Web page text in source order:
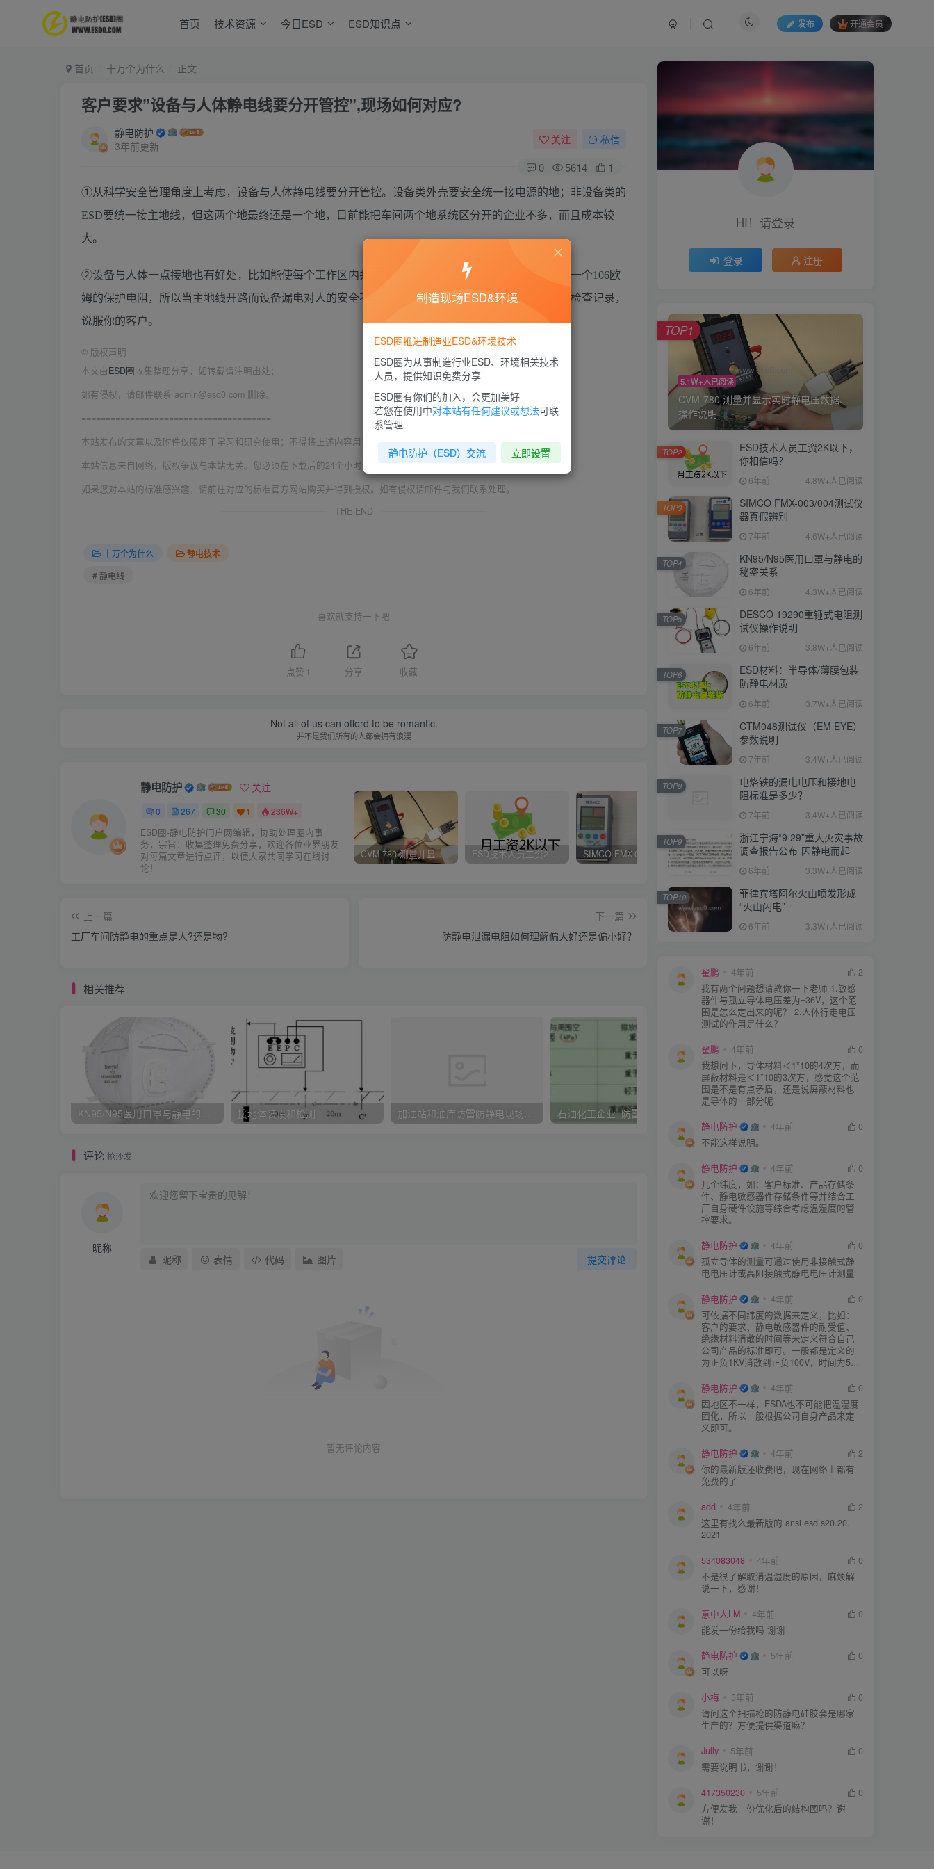
首页 技术资源 今日ESD ESD知识点 发布 开通会员
首页 十万个为什么 正文
客户要求”设备与人体静电线要分开管控”,现场如何对应?
静电防护
3年前更新
关注 私信
0 5614 1
①从科学安全管理角度上考虑，设备与人体静电线要分开管控。设备类外壳要安全统一接电源的地；非设备类的
ESD要统一接主地线，但这两个地最终还是一个地，目前能把车间两个地系统区分开的企业不多，而且成本较
大。
②设备与人体一点接地也有好处，比如能使每个工作区内共电位，减小误差；另外手腕内部都有串有一个106欧
姆的保护电阻，所以当主地线开路而设备漏电对人的安全不会构成威胁，但要确认好不能开路和定期检查记录，
说服你的客户。
© 版权声明
本文由ESD圈收集整理分享，如转载请注明出处；
如有侵权，请邮件联系 admin@esd0.com 删除。
=======================================
本站发布的文章以及附件仅限用于学习和研究使用；不得将上述内容用于商业或者非法用途，否则，后果请用户自负。
本站信息来自网络，版权争议与本站无关。您必须在下载后的24个小时之内，从您的电脑中彻底删除上述内容。
如果您对本站的标准感兴趣，请前往对应的标准官方网站购买并得到授权。如有侵权请邮件与我们联系处理。
THE END
十万个为什么
静电技术
# 静电线
喜欢就支持一下吧
点赞 1 分享 收藏
Not all of us can offord to be romantic.
并不是我们所有的人都会拥有浪漫
静电防护 关注
0 267 30 1 236W+
ESD圈-静电防护门户网编辑，协助处理圈内事
务，宗旨：收集整理免费分享，欢迎各位业界朋友
对每篇文章进行点评，以便大家共同学习在线讨
论！
CVM-780 测量并显示实时静电压数据、操作说明 ESD技术人员工资2K以下，你相信吗？ SIMCO FMX-003/004测试仪器真假辨别 KN95/N95医用口罩与静电的秘密关系
上一篇
工厂车间防静电的重点是人?还是物?
下一篇
防静电泄漏电阻如何理解偏大好还是偏小好？
相关推荐
KN95/N95医用口罩与静电的秘密关系 接地体装设和检测 加油站和油库防雷防静电现场检查项目
评论 抢沙发
昵称
提交评论
昵称 表情 代码 图片
暂无评论内容
HI！请登录
登录 注册
5.1W+人已阅读
CVM-780 测量并显示实时静电压数据、
操作说明
TOP1
ESD技术人员工资2K以下，
你相信吗？
6年前 4.8W+人已阅读
TOP2
SIMCO FMX-003/004测试仪
器真假辨别
7年前 4.6W+人已阅读
TOP3
KN95/N95医用口罩与静电的
秘密关系
6年前 4.3W+人已阅读
TOP4
DESCO 19290重锤式电阻测
试仪操作说明
6年前 3.8W+人已阅读
TOP5
ESD材料：半导体/薄膜包装
防静电材质
6年前 3.7W+人已阅读
TOP6
CTM048测试仪（EM EYE）
参数说明
7年前 3.4W+人已阅读
TOP7
电烙铁的漏电电压和接地电
阻标准是多少？
7年前 3.4W+人已阅读
TOP8
浙江宁海“9·29”重大火灾事故
调查报告公布-因静电而起
6年前 3.3W+人已阅读
TOP9
菲律宾塔阿尔火山喷发形成
“火山闪电”
6年前 3.3W+人已阅读
TOP10
翟鹏 4年前
2
我有两个问题想请教你一下老师 1.敏感
器件与孤立导体电压差为±36V，这个范
围是怎么定出来的呢？ 2.人体行走电压
测试的作用是什么？
翟鹏 4年前
0
我想问下，导体材料＜1*10的4次方，而
屏蔽材料是＜1*10的3次方，感觉这个范
围是不是有点矛盾，还是说屏蔽材料也
是导体的一部分呢
静电防护 4年前
0
不能这样说明。
静电防护 4年前
0
几个纬度，如：客户标准、产品存储条
件、静电敏感器件存储条件等并结合工
厂自身硬件设施等综合考虑温湿度的管
控要求。
静电防护 4年前
0
孤立导体的测量可通过使用非接触式静
电电压计或高阻接触式静电电压计测量
静电防护 4年前
0
可依据不同纬度的数据来定义，比如：
客户的要求、静电敏感器件的耐受值、
绝缘材料消散的时间等来定义符合自己
公司产品的标准即可。一般都是定义的
为正负1KV消散到正负100V，时间为5S
静电防护
4年前
0
因地区不一样，ESDA也不可能把温湿度
固化，所以一般根据公司自身产品来定
义即可。
静电防护 4年前
2
你的最新版还收费吧，现在网络上都有
免费的了
add 4年前
2
这里有找么最新版的 ansi esd s20.20.
2021
534083048 4年前
0
不是很了解取消温湿度的原因，麻烦解
说一下，感谢！
意中人LM 4年前
0
能发一份给我吗 谢谢
静电防护 5年前
0
可以呀
小梅 5年前
0
请问这个扫描枪的防静电硅胶套是哪家
生产的？方便提供渠道嘛？
Jully 5年前
0
需要说明书，谢谢！
417350230 5年前
0
方便发我一份优化后的结构图吗？谢
谢！
制造现场ESD&环境
ESD圈推进制造业ESD&环境技术
ESD圈为从事制造行业ESD、环境相关技术
人员，提供知识免费分享
ESD圈有你们的加入，会更加美好
若您在使用中对本站有任何建议或想法可联
系管理
静电防护（ESD）交流 立即设置